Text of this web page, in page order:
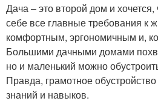
Дача – это второй дом и
себе все главные требования к
комфортным, эргономичным и,
Большими дачными домами
но и маленький можно
Правда, грамотное
знаний и навыков.